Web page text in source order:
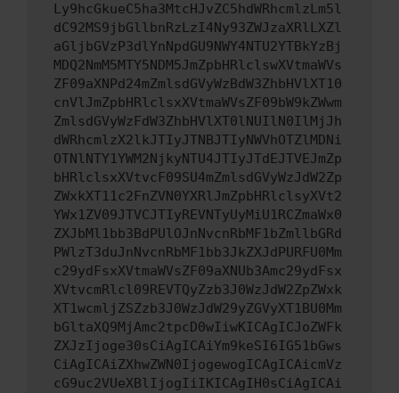
Ly9hcGkueC5ha3MtcHJvZC5hdWRhcmlzLm5l
dC92MS9jbGllbnRzLzI4Ny93ZWJzaXRlLXZl
aGljbGVzP3dlYnNpdGU9NWY4NTU2YTBkYzBj
MDQ2NmM5MTY5NDM5JmZpbHRlclswXVtmaWVs
ZF09aXNPd24mZmlsdGVyWzBdW3ZhbHVlXT10
cnVlJmZpbHRlclsxXVtmaWVsZF09bW9kZWwm
ZmlsdGVyWzFdW3ZhbHVlXT0lNUIlN0IlMjJh
dWRhcmlzX2lkJTIyJTNBJTIyNWVhOTZlMDNi
OTNlNTY1YWM2NjkyNTU4JTIyJTdEJTVEJmZp
bHRlclsxXVtvcF09SU4mZmlsdGVyWzJdW2Zp
ZWxkXT11c2FnZVN0YXRlJmZpbHRlclsyXVt2
YWx1ZV09JTVCJTIyREVNTyUyMiU1RCZmaWx0
ZXJbMl1bb3BdPUlOJnNvcnRbMF1bZmllbGRd
PWlzT3duJnNvcnRbMF1bb3JkZXJdPURFU0Mm
c29ydFsxXVtmaWVsZF09aXNUb3Amc29ydFsx
XVtvcmRlcl09REVTQyZzb3J0WzJdW2ZpZWxk
XT1wcmljZSZzb3J0WzJdW29yZGVyXT1BU0Mm
bGltaXQ9MjAmc2tpcD0wIiwKICAgICJoZWFk
ZXJzIjoge30sCiAgICAiYm9keSI6IG51bGws
CiAgICAiZXhwZWN0IjogewogICAgICAicmVz
cG9uc2VUeXBlIjogIiIKICAgIH0sCiAgICAi